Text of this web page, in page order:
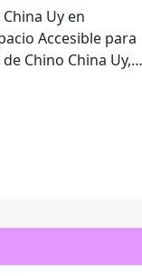
Uy en
Accesible para